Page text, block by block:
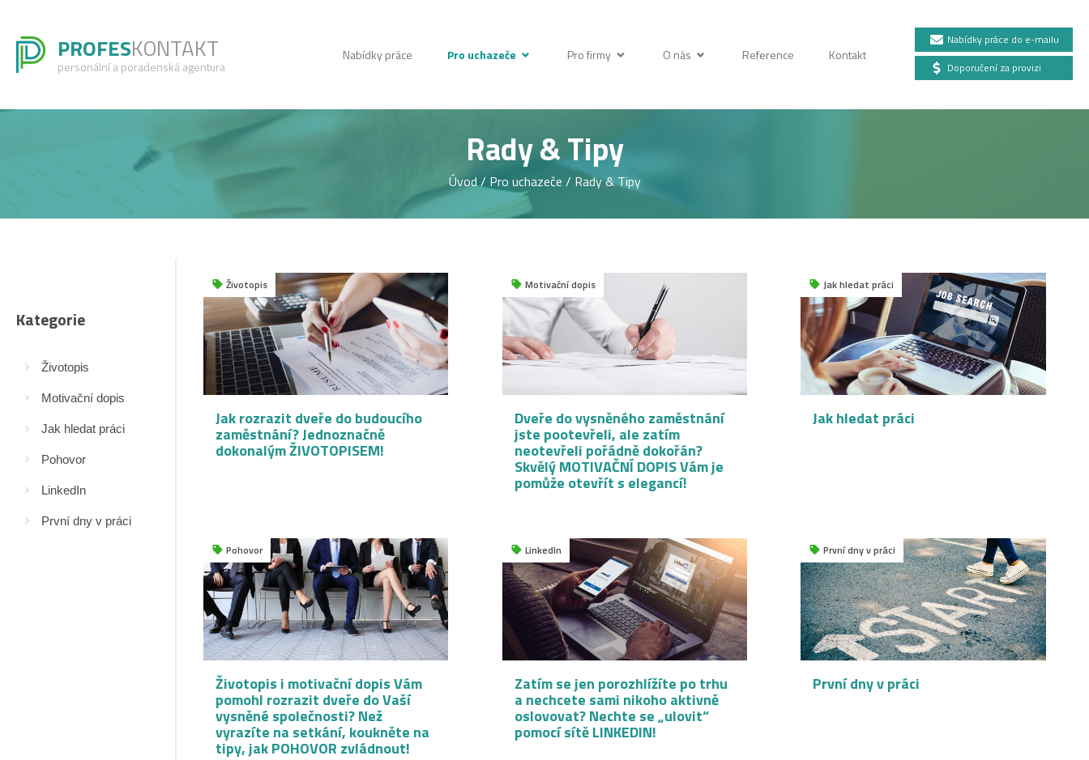
PROFESKONTAKT
personální a poradenská agentura
Nabídky práce do e-mailu
Doporučení za provizi
Nabídky práce Pro uchazeče Pro firmy O nás Reference Kontakt
Rady & Tipy
Úvod/ Pro uchazeče / Rady & Tipy
Kategorie
Životopis
Motivační dopis
Jak hledat práci
Pohovor
LinkedIn
První dny v práci
Životopis
Jak rozrazit dveře do budoucího
zaměstnání? Jednoznačně
dokonalým ŽIVOTOPISEM!
Motivační dopis
Dveře do vysněného zaměstnání
jste pootevřeli, ale zatím
neotevřeli pořádně dokořán?
Skvělý MOTIVAČNÍ DOPIS Vám je
pomůže otevřít s elegancí!
Jak hledat práci
Jak hledat práci
Pohovor
Životopis i motivační dopis Vám
pomohl rozrazit dveře do Vaší
vysněné společnosti? Než
vyrazíte na setkání, koukněte na
tipy, jak POHOVOR zvládnout!
LinkedIn
Zatím se jen porozhlížíte po trhu
a nechcete sami nikoho aktivně
oslovovat? Nechte se „ulovit“
pomocí sítě LINKEDIN!
První dny v práci
První dny v práci